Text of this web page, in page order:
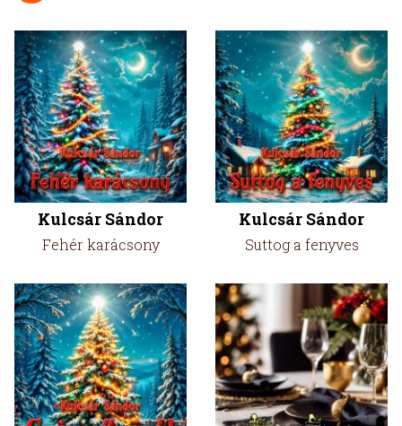
Kulcsár Sándor
Fehér karácsony
Kulcsár Sándor
Suttog a fenyves